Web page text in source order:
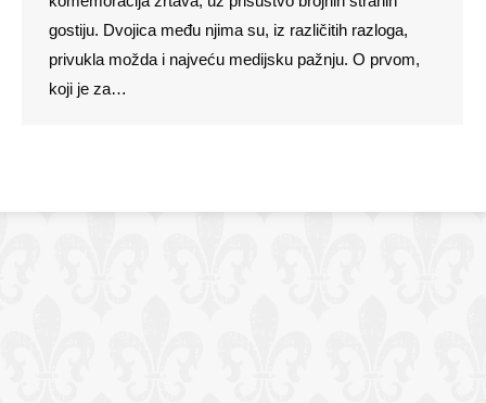
gostiju. Dvojica među njima su, iz različitih razloga,
privukla možda i najveću medijsku pažnju. O prvom,
koji je za…